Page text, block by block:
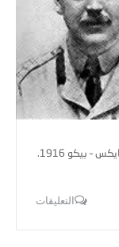
الاثنين المقبل، 16 ايار، تمر مئة عام على اتفاقات سايكس – بيكو 1916.
التعليقات